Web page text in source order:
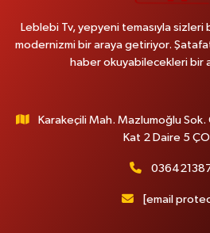
Leblebi Tv, yepyeni temasıyla
modernizmi bir araya getiriyor.
haber okuyabilecekleri bir
Karakeçili Mah. Mazlumoğlu
Kat 2 Daire 5
[email